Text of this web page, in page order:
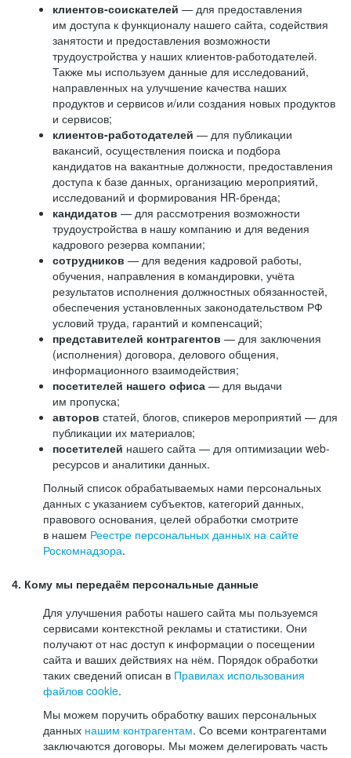
клиентов-соискателей — для предоставления
им доступа к функционалу нашего сайта, содействия
занятости и предоставления возможности
трудоустройства у наших клиентов-работодателей.
Также мы используем данные для исследований,
направленных на улучшение качества наших
продуктов и сервисов и/или создания новых продуктов
и сервисов;
клиентов-работодателей — для публикации
вакансий, осуществления поиска и подбора
кандидатов на вакантные должности, предоставления
доступа к базе данных, организацию мероприятий,
исследований и формирования HR-бренда;
кандидатов — для рассмотрения возможности
трудоустройства в нашу компанию и для ведения
кадрового резерва компании;
сотрудников — для ведения кадровой работы,
обучения, направления в командировки, учёта
результатов исполнения должностных обязанностей,
обеспечения установленных законодательством РФ
условий труда, гарантий и компенсаций;
представителей контрагентов — для заключения
(исполнения) договора, делового общения,
информационного взаимодействия;
посетителей нашего офиса — для выдачи
им пропуска;
авторов статей, блогов, спикеров мероприятий — для
публикации их материалов;
посетителей нашего сайта — для оптимизации web-
ресурсов и аналитики данных.
Полный список обрабатываемых нами персональных
данных с указанием субъектов, категорий данных,
правового основания, целей обработки смотрите
в нашем Реестре персональных данных на сайте
Роскомнадзора.
4. Кому мы передаём персональные данные
Для улучшения работы нашего сайта мы пользуемся
сервисами контекстной рекламы и статистики. Они
получают от нас доступ к информации о посещении
сайта и ваших действиях на нём. Порядок обработки
таких сведений описан в Правилах использования
файлов cookie.
Мы можем поручить обработку ваших персональных
данных нашим контрагентам. Со всеми контрагентами
заключаются договоры. Мы можем делегировать часть